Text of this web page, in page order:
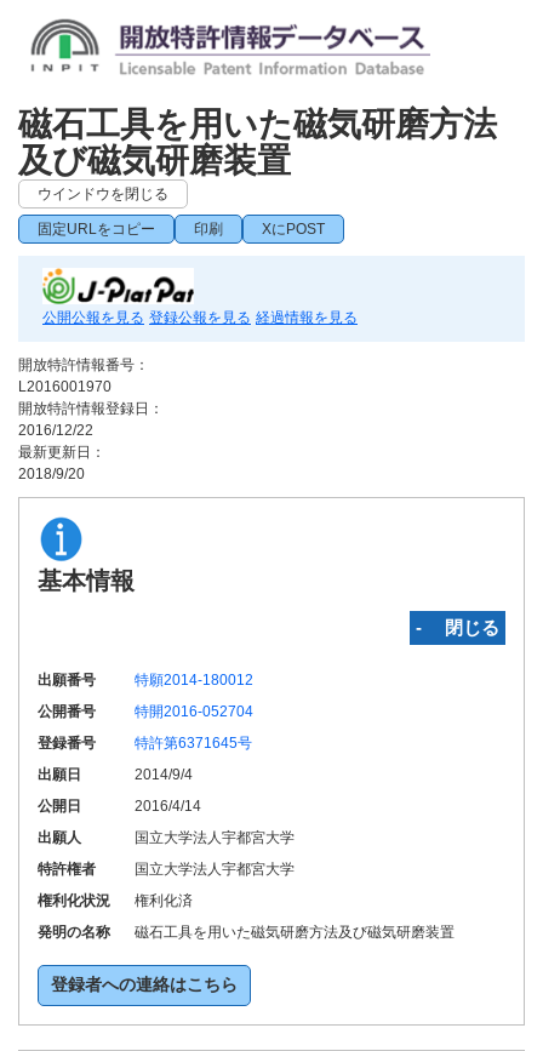
磁石工具を用いた磁気研磨方法
及び磁気研磨装置
ウインドウを閉じる
固定URLをコピー 印刷 XにPOST
公開公報を見る 登録公報を見る 経過情報を見る
開放特許情報番号：
L2016001970
開放特許情報登録日：
2016/12/22
最新更新日：
2018/9/20
基本情報
‐ 閉じる
出願番号
特願2014-180012
公開番号
特開2016-052704
登録番号
特許第6371645号
出願日
2014/9/4
公開日
2016/4/14
出願人
国立大学法人宇都宮大学
特許権者
国立大学法人宇都宮大学
権利化状況
権利化済
発明の名称
磁石工具を用いた磁気研磨方法及び磁気研磨装置
登録者への連絡はこちら